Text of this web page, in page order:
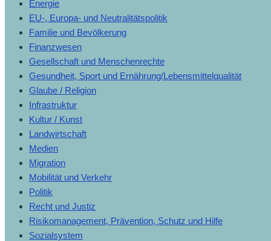
Energie
EU-, Europa- und Neutralitätspolitik
Familie und Bevölkerung
Finanzwesen
Gesellschaft und Menschenrechte
Gesundheit, Sport und Ernährung/Lebensmittelqualität
Glaube / Religion
Infrastruktur
Kultur / Kunst
Landwirtschaft
Medien
Migration
Mobilität und Verkehr
Politik
Recht und Justiz
Risikomanagement, Prävention, Schutz und Hilfe
Sozialsystem